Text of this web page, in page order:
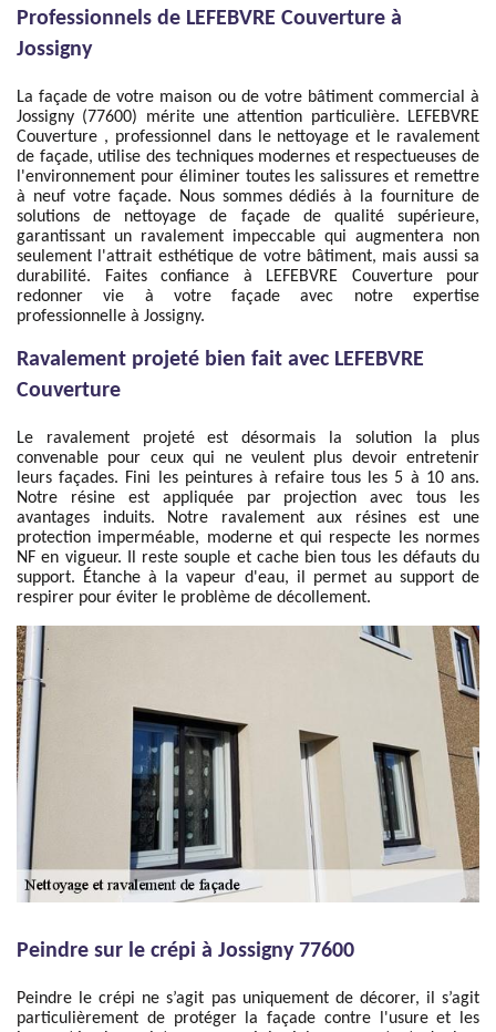
Professionnels de LEFEBVRE Couverture à
Jossigny
La façade de votre maison ou de votre bâtiment commercial à
Jossigny (77600) mérite une attention particulière. LEFEBVRE
Couverture , professionnel dans le nettoyage et le ravalement
de façade, utilise des techniques modernes et respectueuses de
l'environnement pour éliminer toutes les salissures et remettre
à neuf votre façade. Nous sommes dédiés à la fourniture de
solutions de nettoyage de façade de qualité supérieure,
garantissant un ravalement impeccable qui augmentera non
seulement l'attrait esthétique de votre bâtiment, mais aussi sa
durabilité. Faites confiance à LEFEBVRE Couverture pour
redonner vie à votre façade avec notre expertise
professionnelle à Jossigny.
Ravalement projeté bien fait avec LEFEBVRE
Couverture
Le ravalement projeté est désormais la solution la plus
convenable pour ceux qui ne veulent plus devoir entretenir
leurs façades. Fini les peintures à refaire tous les 5 à 10 ans.
Notre résine est appliquée par projection avec tous les
avantages induits. Notre ravalement aux résines est une
protection imperméable, moderne et qui respecte les normes
NF en vigueur. Il reste souple et cache bien tous les défauts du
support. Étanche à la vapeur d'eau, il permet au support de
respirer pour éviter le problème de décollement.
Peindre sur le crépi à Jossigny 77600
Peindre le crépi ne s’agit pas uniquement de décorer, il s’agit
particulièrement de protéger la façade contre l'usure et les